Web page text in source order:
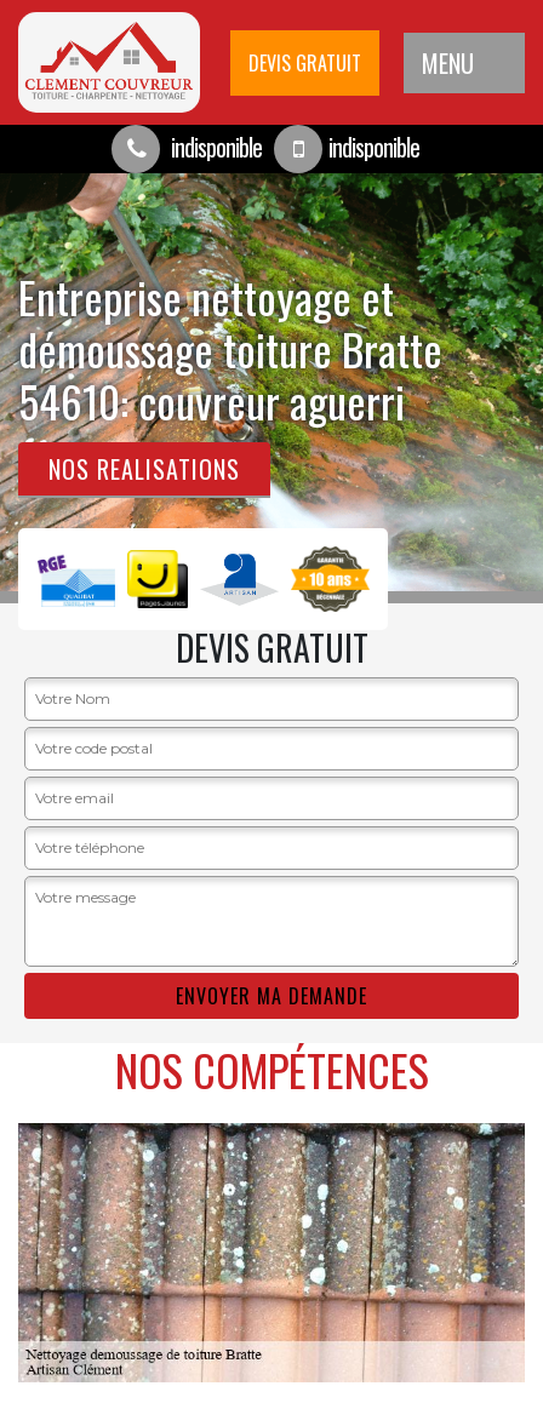
DEVIS GRATUIT MENU
indisponible indisponible
Entreprise nettoyage et
démoussage toiture Bratte
54610: couvreur aguerri
NOS REALISATIONS
DEVIS GRATUIT
NOS COMPÉTENCES